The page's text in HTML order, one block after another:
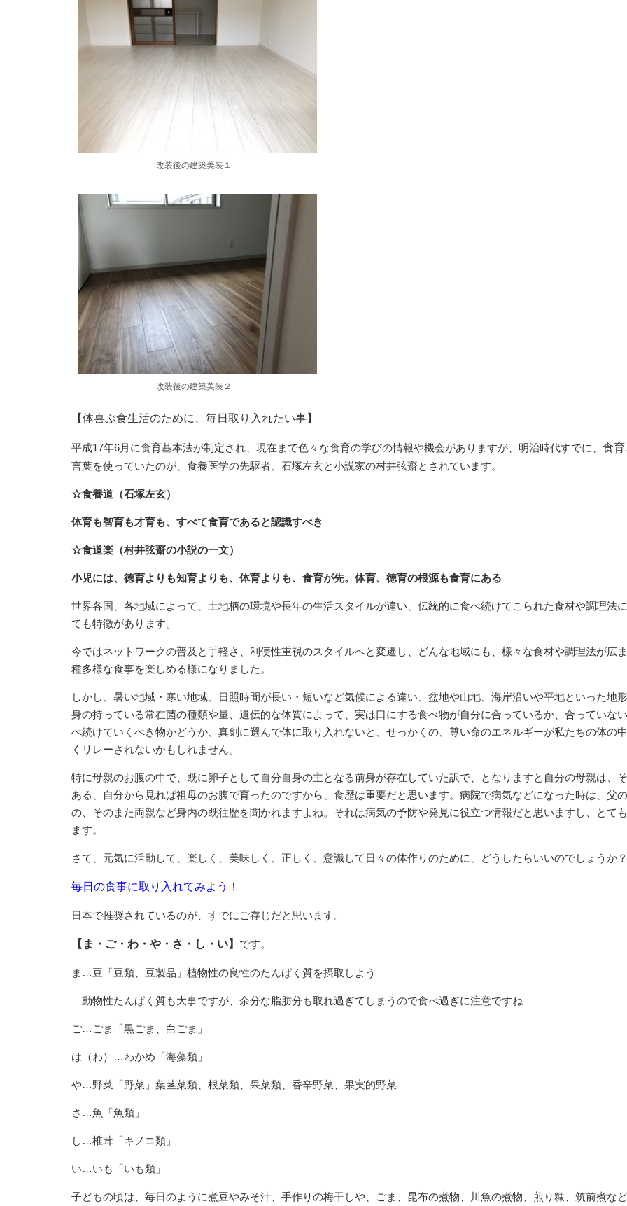
改装後の建築美装１
改装後の建築美装２
【体喜ぶ食生活のために、毎日取り入れたい事】
平成17年6月に食育基本法が制定され、現在まで色々な食育の学びの情報や機会がありますが、明治時代すでに、 食育
言葉を使っていたのが、食養医学の先駆者、石塚左玄と小説家の村井弦齋とされています。
☆食養道（石塚左玄）
体育も智育も才育も、すべて食育であると認識すべき
☆食道楽（村井弦齋の小説の一文）
小児には、徳育よりも知育よりも、体育よりも、食育が先。体育、徳育の根源も食育にある
世界各国、各地域によって、土地柄の環境や長年の生活スタイルが違い、伝統的に食べ続けてこられた食材や調理法
ても特徴があります。
今ではネットワークの普及と手軽さ、利便性重視のスタイルへと変遷し、どんな地域にも、様々な食材や調理法が広
種多様な食事を楽しめる様になりました。
しかし、暑い地域・寒い地域、日照時間が長い・短いなど気候による違い、盆地や山地、海岸沿いや平地といった地
身の持っている常在菌の種類や量、遺伝的な体質によって、実は口にする食べ物が自分に合っているか、合っていな
べ続けていくべき物かどうか、真剣に選んで体に取り入れないと、せっかくの、尊い命のエネルギーが私たちの体の
くリレーされないかもしれません。
特に母親のお腹の中で、既に卵子として自分自身の主となる前身が存在していた訳で、となりますと自分の母親は、
ある、自分から見れば祖母のお腹で育ったのですから、食歴は重要だと思います。病院で病気などになった時は、父
の、そのまた両親など身内の既往歴を聞かれますよね。それは病気の予防や発見に役立つ情報だと思いますし、とて
ます。
さて、元気に活動して、楽しく、美味しく、正しく、意識して日々の体作りのために、どうしたらいいのでしょうか？
毎日の食事に取り入れてみよう！
日本で推奨されているのが、すでにご存じだと思います。
【ま・ご・わ・や・さ・し・い】 です。
ま…豆「豆類、豆製品」植物性の良性のたんぱく質を摂取しよう
動物性たんぱく質も大事ですが、余分な脂肪分も取れ過ぎてしまうので食べ過ぎに注意ですね
ご…ごま「黒ごま、白ごま」
は（わ）…わかめ「海藻類」
や…野菜「野菜」葉茎菜類、根菜類、果菜類、香辛野菜、果実的野菜
さ…魚「魚類」
し…椎茸「キノコ類」
い…いも「いも類」
子どもの頃は、毎日のように煮豆やみそ汁、手作りの梅干しや、ごま、昆布の煮物、川魚の煮物、煎り糠、筑前煮な